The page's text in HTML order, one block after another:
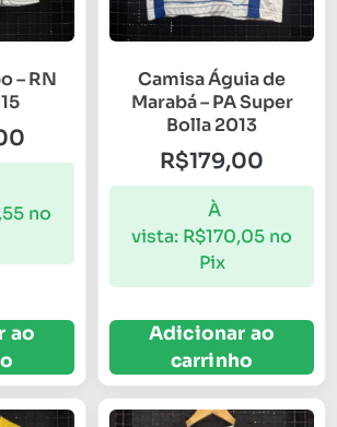
– RN
no
ao
Camisa Águia de
Marabá – PA Super
Bolla 2013
R$179,00
À
vista: R$170,05 no
Pix
Adicionar ao
carrinho